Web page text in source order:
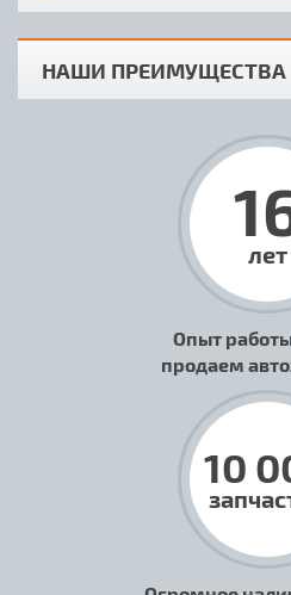
НАШИ ПРЕИМУЩЕСТВА
лет
Опыт работы
продаем
10